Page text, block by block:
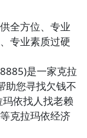
全方位、专业
专业素质过硬
是一家克拉
助您寻找欠钱不
依找人找老赖
克拉玛依经济